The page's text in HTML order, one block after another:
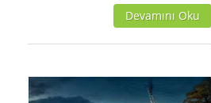
Devamını Oku